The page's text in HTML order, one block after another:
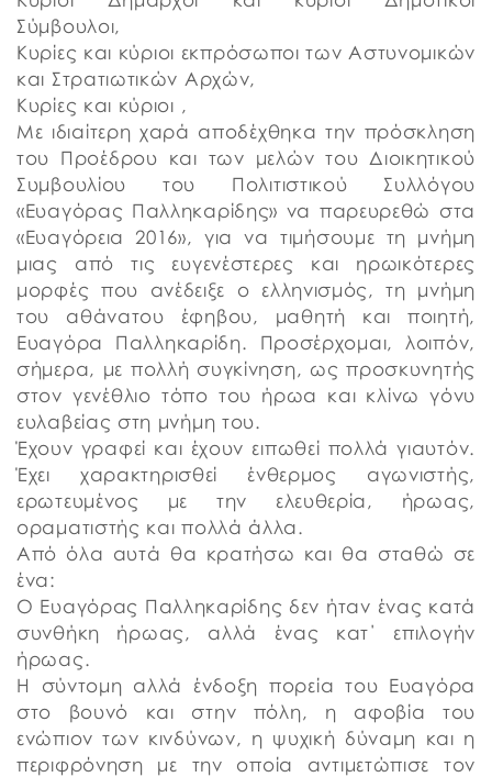
Σύμβουλοι,
Κυρίες και κύριοι εκπρόσωποι των Αστυνομικών
και Στρατιωτικών Αρχών,
Κυρίες και κύριοι ,
Με ιδιαίτερη χαρά αποδέχθηκα την πρόσκληση
του Προέδρου και των μελών του Διοικητικού
Συμβουλίου του Πολιτιστικού Συλλόγου
«Ευαγόρας Παλληκαρίδης» να παρευρεθώ στα
«Ευαγόρεια 2016», για να τιμήσουμε τη μνήμη
μιας από τις ευγενέστερες και ηρωικότερες
μορφές που ανέδειξε ο ελληνισμός, τη μνήμη
του αθάνατου έφηβου, μαθητή και ποιητή,
Ευαγόρα Παλληκαρίδη. Προσέρχομαι, λοιπόν,
σήμερα, με πολλή συγκίνηση, ως προσκυνητής
στον γενέθλιο τόπο του ήρωα και κλίνω γόνυ
ευλαβείας στη μνήμη του.
Έχουν γραφεί και έχουν ειπωθεί πολλά γιαυτόν.
Έχει χαρακτηρισθεί ένθερμος αγωνιστής,
ερωτευμένος με την ελευθερία, ήρωας,
οραματιστής και πολλά άλλα.
Από όλα αυτά θα κρατήσω και θα σταθώ σε
ένα:
Ο Ευαγόρας Παλληκαρίδης δεν ήταν ένας κατά
συνθήκη ήρωας, αλλά ένας κατ΄ επιλογήν
ήρωας.
Η σύντομη αλλά ένδοξη πορεία του Ευαγόρα
στο βουνό και στην πόλη, η αφοβία του
ενώπιον των κινδύνων, η ψυχική δύναμη και η
περιφρόνηση με την οποία αντιμετώπισε τον